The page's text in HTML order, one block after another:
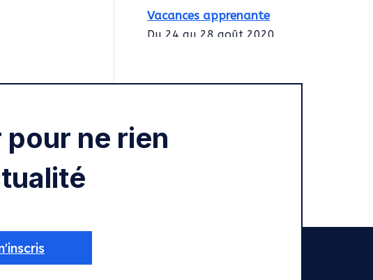
Vacances apprenante
Du 24 au 28 août 2020
services civiques
ne rien